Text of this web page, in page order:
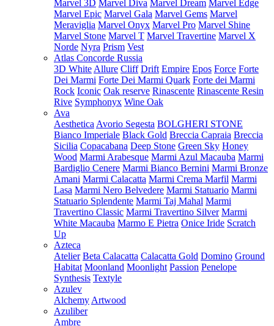
Marvel 3D Marvel Diva Marvel Dream Marvel Edge
Marvel Epic Marvel Gala Marvel Gems Marvel
Meraviglia Marvel Onyx Marvel Pro Marvel Shine
Marvel Stone Marvel T Marvel Travertine Marvel X
Norde Nyra Prism Vest
Atlas Concorde Russia
3D White Allure Cliff Drift Empire Epos Force Forte
Dei Marmi Forte Dei Marmi Quark Forte dei Marmi
Rock Iconic Oak reserve Rinascente Rinascente Resin
Rive Symphonyx Wine Oak
Ava
Aesthetica Avorio Segesta BOLGHERI STONE
Bianco Imperiale Black Gold Breccia Capraia Breccia
Sicilia Copacabana Deep Stone Green Sky Honey
Wood Marmi Arabesque Marmi Azul Macauba Marmi
Bardiglio Cenere Marmi Bianco Bernini Marmi Bronze
Amani Marmi Calacatta Marmi Crema Marfil Marmi
Lasa Marmi Nero Belvedere Marmi Statuario Marmi
Statuario Splendente Marmi Taj Mahal Marmi
Travertino Classic Marmi Travertino Silver Marmi
White Macauba Marmo E Pietra Onice Iride Scratch
Up
Azteca
Atelier Beta Calacatta Calacatta Gold Domino Ground
Habitat Moonland Moonlight Passion Penelope
Synthesis Textyle
Azulev
Alchemy Artwood
Azuliber
Ambre